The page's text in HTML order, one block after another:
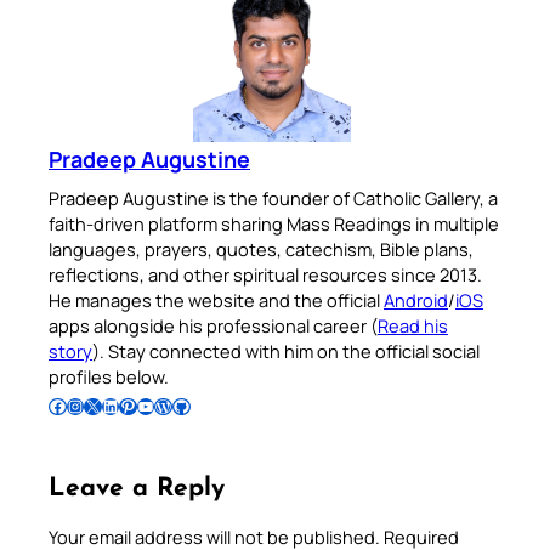
Pradeep Augustine
Pradeep Augustine is the founder of Catholic Gallery, a
faith-driven platform sharing Mass Readings in multiple
languages, prayers, quotes, catechism, Bible plans,
reflections, and other spiritual resources since 2013.
He manages the website and the officialAndroid/iOS
apps alongside his professional career (Read his
story). Stay connected with him on the official social
profiles below.
Follow Pradeep on Facebook Follow Pradeep on InstagramFollow Pradeep on X Follow Pradeep on LinkedIn Follow Pradeep on Pinterest Subscribe to Pradeep’s Youtube Channel Follow Pradeep on WordPress Follow Pradeep on GitHub
Leave a Reply
Your email address will not be published. Required